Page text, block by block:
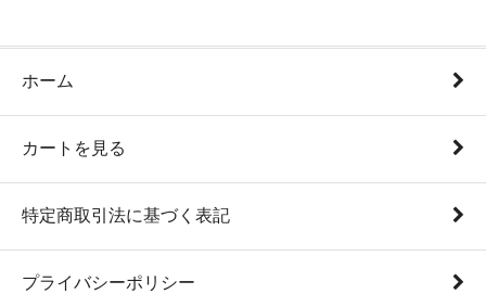
ホーム
カートを見る
特定商取引法に基づく表記
プライバシーポリシー